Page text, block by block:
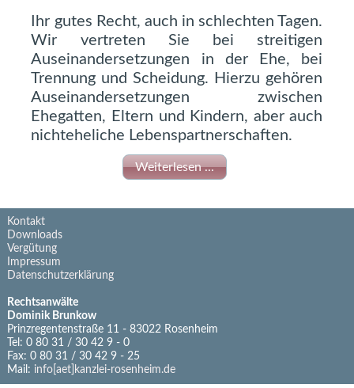
Ihr gutes Recht, auch in schlechten Tagen.
Wir vertreten Sie bei streitigen
Auseinandersetzungen in der Ehe, bei
Trennung und Scheidung. Hierzu gehören
Auseinandersetzungen zwischen
Ehegatten, Eltern und Kindern, aber auch
nichteheliche Lebenspartnerschaften.
Weiterlesen ...
Kontakt
Downloads
Vergütung
Impressum
Datenschutzerklärung
Rechtsanwälte
Dominik Brunkow
Prinzregentenstraße 11 - 83022 Rosenheim
Tel: 0 80 31 / 30 42 9 - 0
Fax: 0 80 31 / 30 42 9 - 25
Mail: info[aet]kanzlei-rosenheim.de